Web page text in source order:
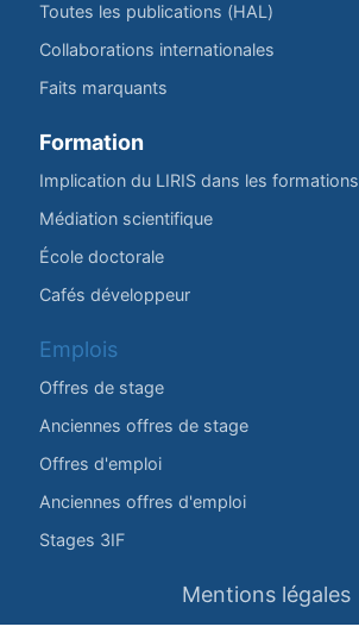
Toutes les publications (HAL)
Collaborations internationales
Faits marquants
Formation
Implication du LIRIS dans les formations
Médiation scientifique
École doctorale
Cafés développeur
Emplois
Offres de stage
Anciennes offres de stage
Offres d'emploi
Anciennes offres d'emploi
Stages 3IF
Mentions légales